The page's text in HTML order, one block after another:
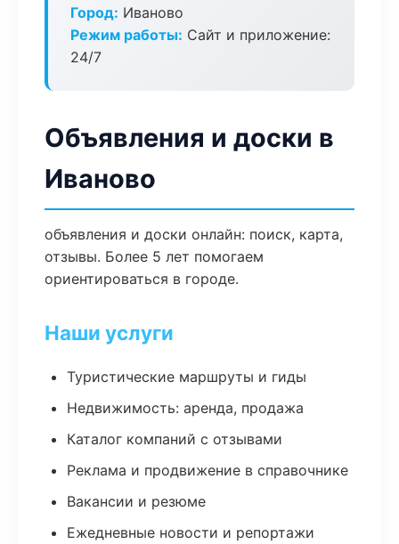
Город: Иваново
Режим работы: Сайт и приложение:
24/7
Объявления и доски в
Иваново
объявления и доски онлайн: поиск, карта,
отзывы. Более 5 лет помогаем
ориентироваться в городе.
Наши услуги
Туристические маршруты и гиды
Недвижимость: аренда, продажа
Каталог компаний с отзывами
Реклама и продвижение в справочнике
Вакансии и резюме
Ежедневные новости и репортажи